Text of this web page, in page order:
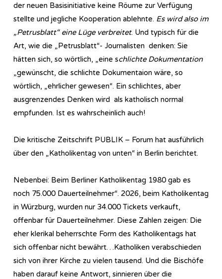
der neuen Basisinitiative keine Röume zur Verfügung
stellte und jegliche Kooperation ablehnte. Es wird also im
„Petrusblatt“ eine Lüge verbreitet. Und typisch für die
Art, wie die „Petrusblatt“- Journalisten denken: Sie
hätten sich, so wörtlich, „eine schlichte Dokumentation
„gewünscht, die schlichte Dokumentaion wäre, so
wörtlich, „ehrlicher gewesen“. Ein schlichtes, aber
ausgrenzendes Denken wird als katholisch normal
empfunden. Ist es wahrscheinlich auch!
Die kritische Zeitschrift PUBLIK – Forum hat ausführlich
über den „Katholikentag von unten“ in Berlin berichtet.
Nebenbei: Beim Berliner Katholikentag 1980 gab es
noch 75.000 Dauerteilnehmer“. 2026, beim Katholikentag
in Würzburg, wurden nur 34.000 Tickets verkauft,
offenbar für Dauerteilnehmer. Diese Zahlen zeigen: Die
eher klerikal beherrschte Form des Katholikentags hat
sich offenbar nicht bewährt…Katholiken verabschieden
sich von ihrer Kirche zu vielen tausend. Und die Bischöfe
haben darauf keine Antwort, sinnieren über die